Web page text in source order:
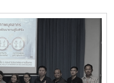
MJU :www.mju.ac.th